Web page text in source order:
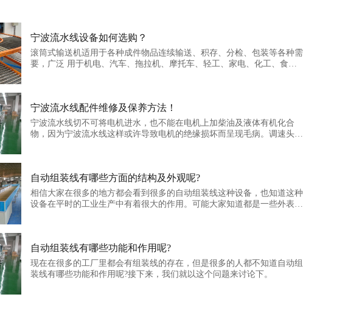
宁波流水线设备如何选购？
滚筒式输送机适用于各种成件物品连续输送、积存、分检、包装等各种需
要，广泛 用于机电、汽车、拖拉机、摩托车、轻工、家电、化工、食
宁波流水线配件维修及保养方法！
宁波流水线切不可将电机进水，也不能在电机上加柴油及液体有机化合
物，因为宁波流水线这样或许导致电机的绝缘损坏而呈现毛病。调速头的
自动组装线有哪些方面的结构及外观呢?
​相信大家在很多的地方都会看到很多的自动组装线这种设备，也知道这种
设备在平时的工业生产中有着很大的作用。可能大家知道都是一些外表的
自动组装线有哪些功能和作用呢?
​现在在很多的工厂里都会有组装线的存在，但是很多的人都不知道自动组
装线有哪些功能和作用呢?接下来，我们就以这个问题来讨论下。